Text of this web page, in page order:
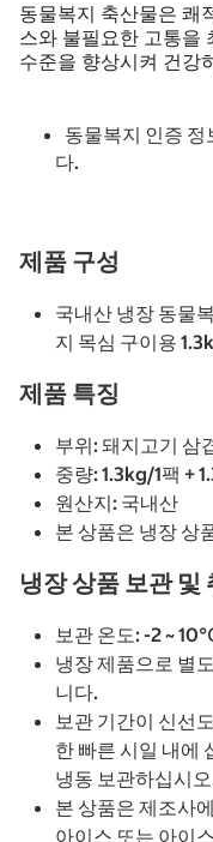
동물복지 축산물은 쾌
스와 불필요한 고통을
수준을 향상시켜 건강
동물복지 인증
다.
제품 구성
국내산 냉장 동물
지 목심 구이용
제품 특징
부위: 돼지고기 삼
중량: 1.3kg/1팩 +
원산지: 국내산
본 상품은 냉장 상
냉장 상품 보관 및
보관 온도: -2 ~
냉장 제품으로 별
니다.
보관 기간이 신선
한 빠른 시일 내에
냉동 보관하십시
본 상품은 제조사
아이스 또는 아이